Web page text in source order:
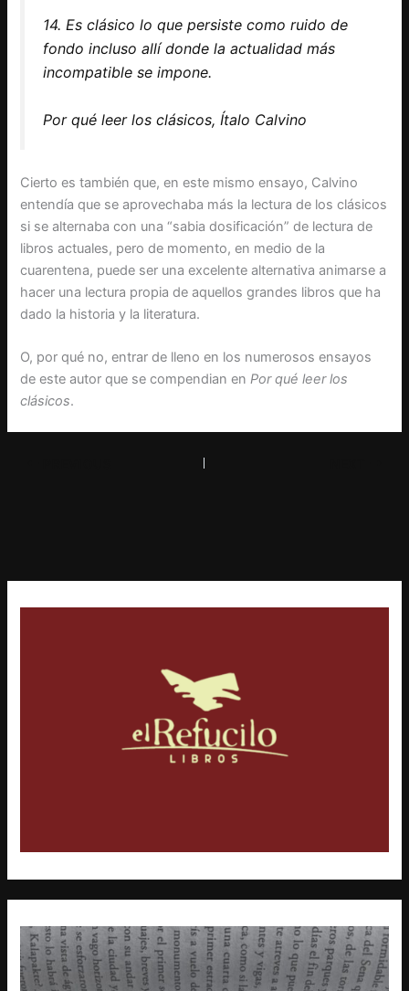
14. Es clásico lo que persiste como ruido de
fondo incluso allí donde la actualidad más
incompatible se impone.
Por qué leer los clásicos, Ítalo Calvino
Cierto es también que, en este mismo ensayo, Calvino
entendía que se aprovechaba más la lectura de los clásicos
si se alternaba con una “sabia dosificación” de lectura de
libros actuales, pero de momento, en medio de la
cuarentena, puede ser una excelente alternativa animarse a
hacer una lectura propia de aquellos grandes libros que ha
dado la historia y la literatura.
O, por qué no, entrar de lleno en los numerosos ensayos
de este autor que se compendian enPor qué leer los
clásicos.